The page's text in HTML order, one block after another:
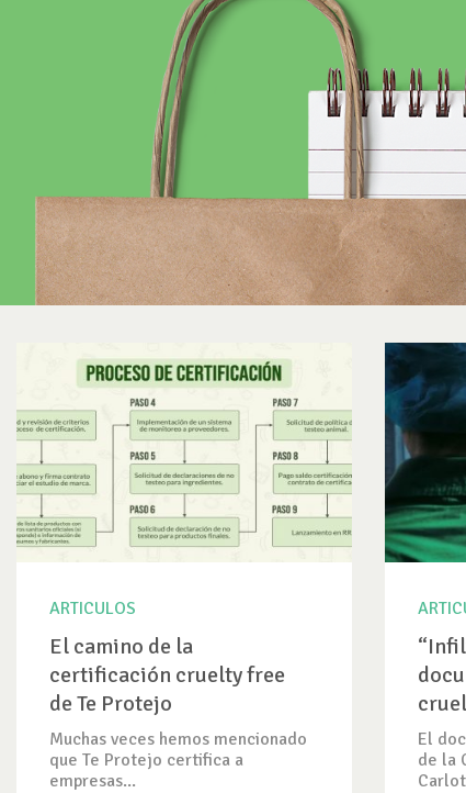
ARTICULOS
El camino de la
certificación cruelty free
de Te Protejo
Muchas veces hemos mencionado
que Te Protejo certifica a
empresas...
El
de la